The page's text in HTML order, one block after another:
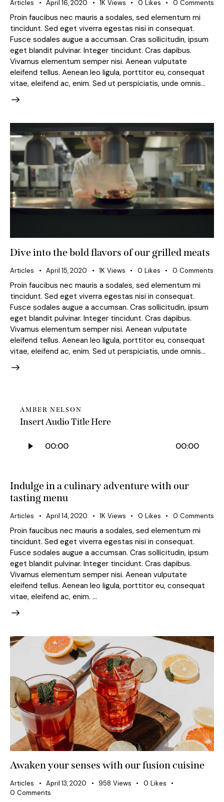
Articles April 16, 2020 1K Views 0 Likes 0 Comments
Proin faucibus nec mauris a sodales, sed elementum mi
tincidunt. Sed eget viverra egestas nisi in consequat.
Fusce sodales augue a accumsan. Cras sollicitudin, ipsum
eget blandit pulvinar. Integer tincidunt. Cras dapibus.
Vivamus elementum semper nisi. Aenean vulputate
eleifend tellus. Aenean leo ligula, porttitor eu, consequat
vitae, eleifend ac, enim. Sed ut perspiciatis, unde omnis…
Dive into the bold flavors of our grilled meats
Articles April 15, 2020 1K Views 0 Likes 0 Comments
Proin faucibus nec mauris a sodales, sed elementum mi
tincidunt. Sed eget viverra egestas nisi in consequat.
Fusce sodales augue a accumsan. Cras sollicitudin, ipsum
eget blandit pulvinar. Integer tincidunt. Cras dapibus.
Vivamus elementum semper nisi. Aenean vulputate
eleifend tellus. Aenean leo ligula, porttitor eu, consequat
vitae, eleifend ac, enim. Sed ut perspiciatis, unde omnis…
AMBER NELSON
Insert Audio Title Here
Player
00:00 00:00
Indulge in a culinary adventure with our
tasting menu
Articles April 14, 2020 1K Views 0 Likes 0 Comments
Proin faucibus nec mauris a sodales, sed elementum mi
tincidunt. Sed eget viverra egestas nisi in consequat.
Fusce sodales augue a accumsan. Cras sollicitudin, ipsum
eget blandit pulvinar. Integer tincidunt. Cras dapibus.
Vivamus elementum semper nisi. Aenean vulputate
eleifend tellus. Aenean leo ligula, porttitor eu, consequat
vitae, eleifend ac, enim. …
Awaken your senses with our fusion cuisine
Articles April 13, 2020 958 Views 0 Likes
0 Comments